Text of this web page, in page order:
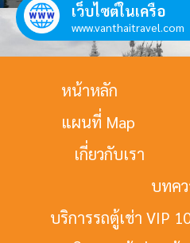
เว็บไซต์ในเครือ
www.vanthaitravel.com
หน้าหลัก
แผนที่ Map
เกี่ยวกับเรา
บทค
บริการรถตู้เช่า VIP